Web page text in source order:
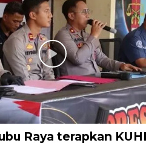
Raya terapkan